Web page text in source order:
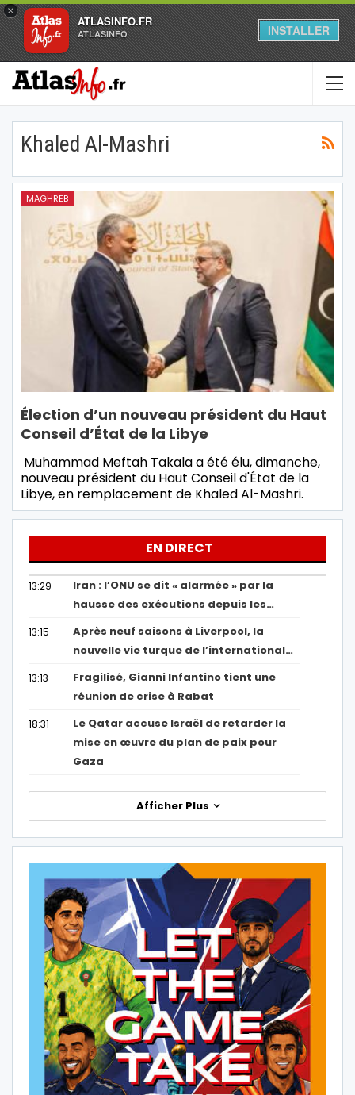
×
ATLASINFO.FR
ATLASINFO INSTALLER
Khaled Al-Mashri
MAGHREB
Élection d’un nouveau président du Haut
Conseil d’État de la Libye
Muhammad Meftah Takala a été élu, dimanche,
nouveau président du Haut Conseil d'État de la
Libye, en remplacement de Khaled Al-Mashri.
EN DIRECT
13:29
Iran : l’ONU se dit « alarmée » par la
hausse des exécutions depuis les…
13:15
Après neuf saisons à Liverpool, la
nouvelle vie turque de l’international…
13:13
Fragilisé, Gianni Infantino tient une
réunion de crise à Rabat
18:31
Le Qatar accuse Israël de retarder la
mise en œuvre du plan de paix pour
Gaza
Afficher Plus